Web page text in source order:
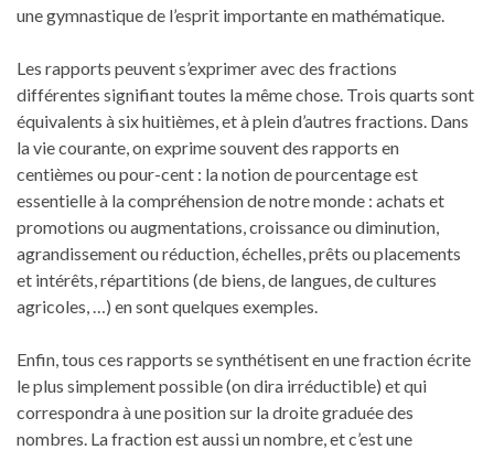
une gymnastique de l’esprit importante en mathématique.
Les rapports peuvent s’exprimer avec des fractions
différentes signifiant toutes la même chose. Trois quarts sont
équivalents à six huitièmes, et à plein d’autres fractions. Dans
la vie courante, on exprime souvent des rapports en
centièmes ou pour-cent : la notion de pourcentage est
essentielle à la compréhension de notre monde : achats et
promotions ou augmentations, croissance ou diminution,
agrandissement ou réduction, échelles, prêts ou placements
et intérêts, répartitions (de biens, de langues, de cultures
agricoles, …) en sont quelques exemples.
Enfin, tous ces rapports se synthétisent en une fraction écrite
le plus simplement possible (on dira irréductible) et qui
correspondra à une position sur la droite graduée des
nombres. La fraction est aussi un nombre, et c’est une